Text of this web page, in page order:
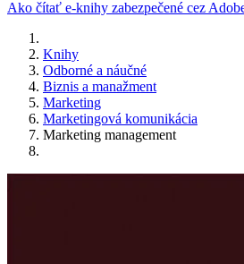
Ako čítať e-knihy zabezpečené cez
Knihy
Odborné a náučné
Biznis a manažment
Marketing
Marketingová komunikácia
Marketing management